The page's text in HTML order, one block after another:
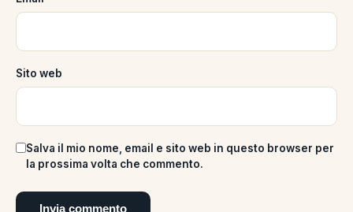
Sito web
Salva il mio nome, email e sito web in questo browser per
la prossima volta che commento.